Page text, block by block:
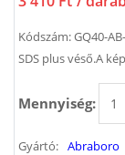
Kódszám:GQ40-
SDS plus véső.A
Mennyiség:
Gyártó: Abraboro